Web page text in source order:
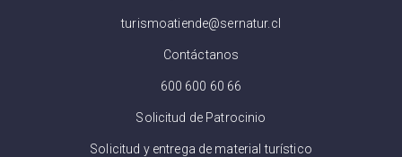
turismoatiende@sernatur.cl
Contáctanos
600 600 60 66
Solicitud de Patrocinio
Solicitud y entrega de material turístico